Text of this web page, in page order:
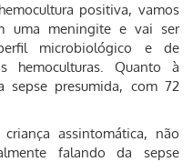
positiva, vamos
uma meningite e vai ser
microbiológico e de
hemoculturas. Quanto à
sepse presumida, com 72
assintomática, não
falando da sepse